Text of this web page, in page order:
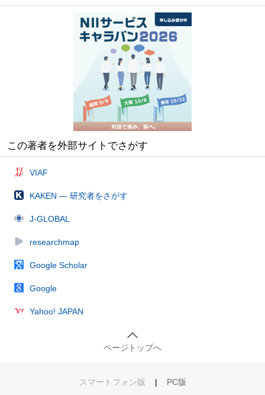
この著者を外部サイトでさがす
VIAF
KAKEN — 研究者をさがす
J-GLOBAL
researchmap
Google Scholar
Google
Yahoo! JAPAN
ページトップへ
スマートフォン版 | PC版